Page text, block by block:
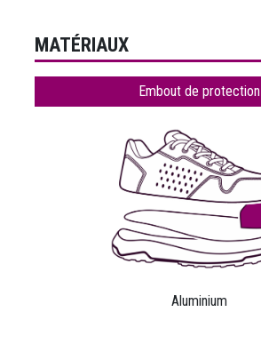
MATÉRIAUX
Embout de protection
Aluminium